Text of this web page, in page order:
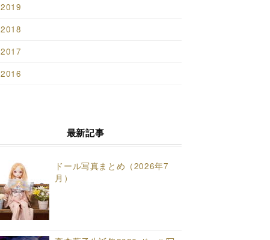
2019
2018
2017
2016
最新記事
ドール写真まとめ（2026年7
月）